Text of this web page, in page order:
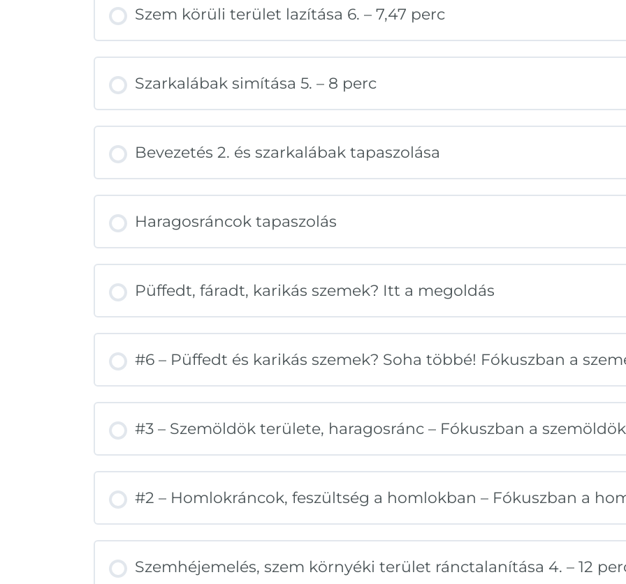
Szem körüli terület lazítása 6. – 7,47 perc
Szarkalábak simítása 5. – 8 perc
Bevezetés 2. és szarkalábak tapaszolása
Haragosráncok tapaszolás
Püffedt, fáradt, karikás szemek? Itt a megoldás
#6 – Püffedt és karikás szemek? Soha többé! Fókuszban a
#3 – Szemöldök területe, haragosránc – Fókuszban a
#2 – Homlokráncok, feszültség a homlokban – Fókuszban a
Szemhéjemelés, szem környéki terület ránctalanítása 4. – 12